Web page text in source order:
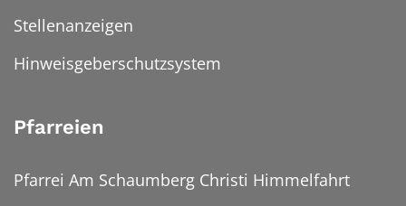
Stellenanzeigen
Hinweisgeberschutzsystem
Pfarreien
Pfarrei Am Schaumberg Christi Himmelfahrt